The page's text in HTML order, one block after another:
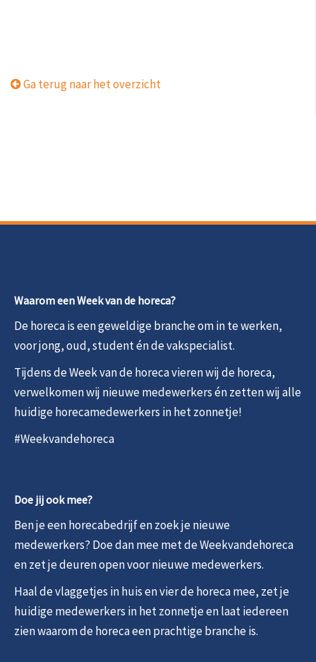
Ga terug naar het overzicht
Waarom een Week van de horeca?
De horeca is een geweldige branche om in te werken,
voor jong, oud, student én de vakspecialist.
Tijdens de Week van de horeca vieren wij de horeca,
verwelkomen wij nieuwe medewerkers én zetten wij alle
huidige horecamedewerkers in het zonnetje!
#Weekvandehoreca
Doe jij ook mee?
Ben je een horecabedrijf en zoek je nieuwe
medewerkers? Doe dan mee met de Weekvandehoreca
en zet je deuren open voor nieuwe medewerkers.
Haal de vlaggetjes in huis en vier de horeca mee, zet je
huidige medewerkers in het zonnetje en laat iedereen
zien waarom de horeca een prachtige branche is.